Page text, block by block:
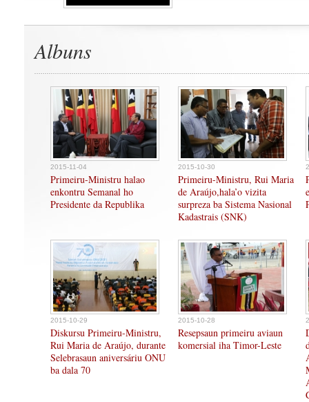
Albuns
2015-11-04
Primeiru-Ministru halao
enkontru Semanal ho
Presidente da Republika
2015-10-30
Primeiru-Ministru, Rui Maria
de Araújo,hala’o vizita
surpreza ba Sistema Nasional
Kadastrais (SNK)
2015-10-29
Diskursu Primeiru-Ministru,
Rui Maria de Araújo, durante
Selebrasaun aniversáriu ONU
ba dala 70
2015-10-28
Resepsaun primeiru aviaun
komersial iha Timor-Leste